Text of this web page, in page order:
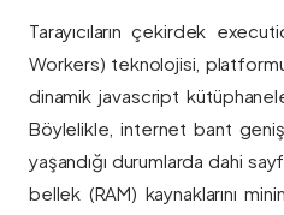
Tarayıcıların çekirdek
Workers) teknolojisi,
dinamik javascript
Böylelikle, internet bant
yaşandığı durumlarda dahi
bellek (RAM) kaynaklarını